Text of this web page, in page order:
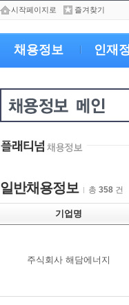
시작페이지로 즐겨찾기
채용정보 인재
일반채용정보 총 358 건
기업명
주식회사 해담에너지